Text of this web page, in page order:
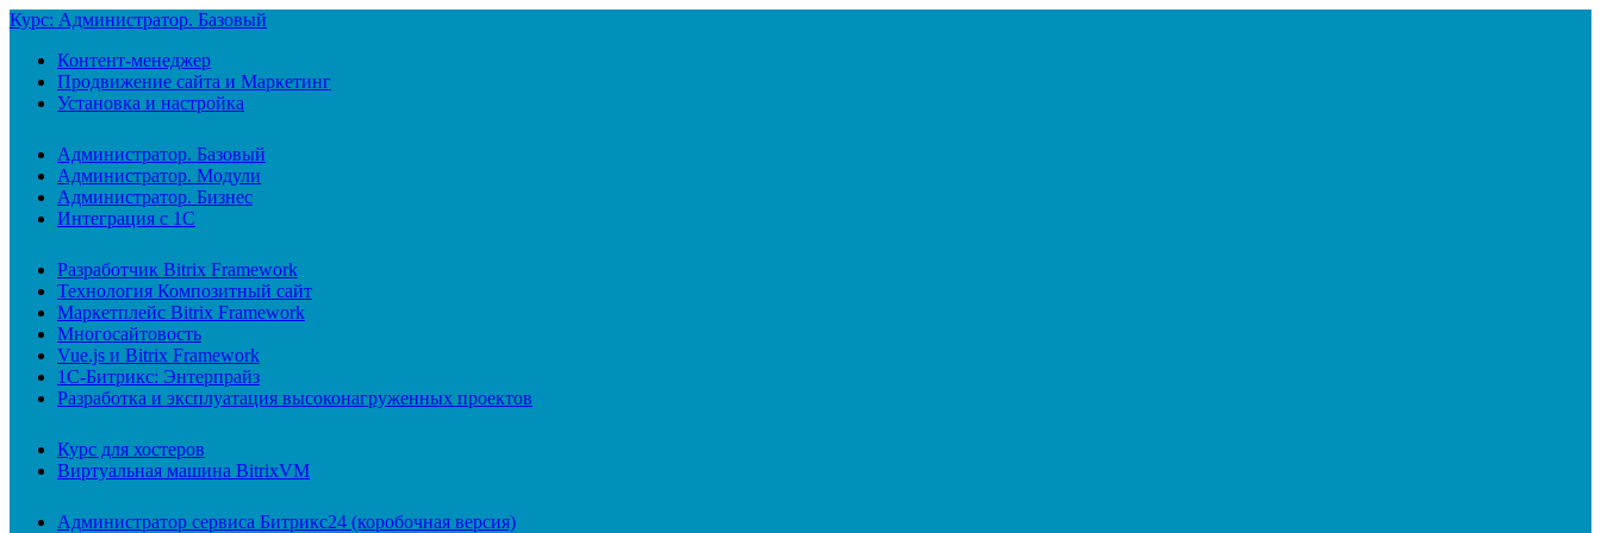
Курс: Администратор. Базовый
Контент-менеджер
Продвижение сайта и Маркетинг
Установка и настройка
Администратор. Базовый
Администратор. Модули
Администратор. Бизнес
Интеграция с 1С
Разработчик Bitrix Framework
Технология Композитный сайт
Маркетплейс Bitrix Framework
Многосайтовость
Vue.js и Bitrix Framework
1С-Битрикс: Энтерпрайз
Разработка и эксплуатация высоконагруженных проектов
Курс для хостеров
Виртуальная машина BitrixVM
Администратор сервиса Битрикс24 (коробочная версия)